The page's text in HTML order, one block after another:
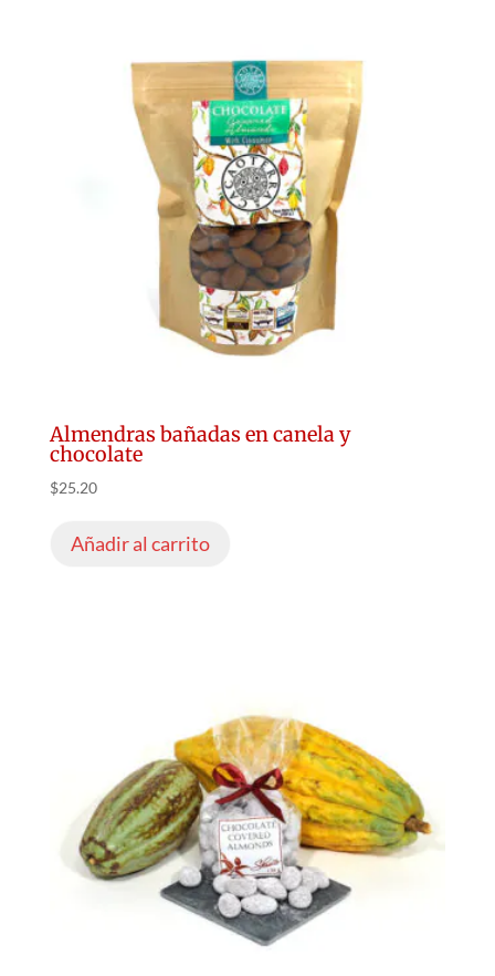
Almendras bañadas en canela y
chocolate
$25.20
Añadir al carrito